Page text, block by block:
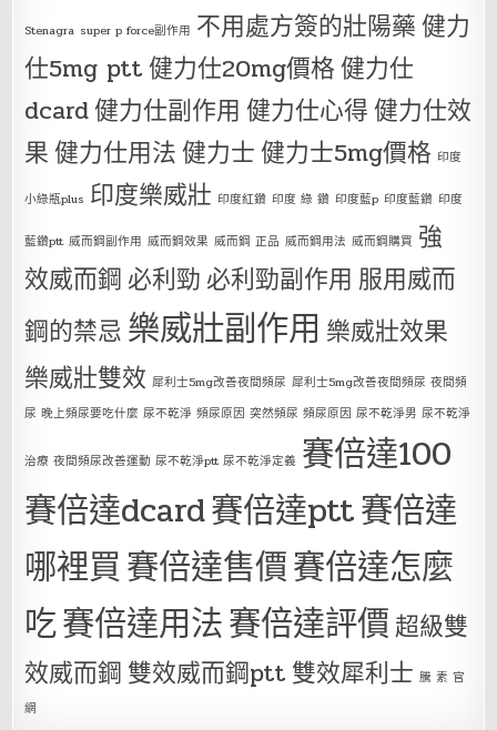
Stenagra super p force副作用 不用處方簽的壯陽藥健力
仕5mg ptt健力仕20mg價格健力仕
dcard健力仕副作用 健力仕心得健力仕效
果健力仕用法健力士健力士5mg價格 印度
小綠瓶plus 印度樂威壯 印度紅鑽 印度 綠 鑽 印度藍p 印度藍鑽 印度
藍鑽ptt 威而鋼副作用 威而鋼效果 威而鋼 正品 威而鋼用法 威而鋼購買 強
效威而鋼 必利勁 必利勁副作用 服用威而
鋼的禁忌 樂威壯副作用 樂威壯效果
樂威壯雙效 犀利士5mg改善夜間頻尿 犀利士5mg改善夜間頻尿 夜間頻
尿 晚上頻尿要吃什麼 尿不乾淨 頻尿原因 突然頻尿 頻尿原因 尿不乾淨男 尿不乾淨
治療 夜間頻尿改善運動 尿不乾淨ptt 尿不乾淨定義 賽倍達100
賽倍達dcard賽倍達ptt賽倍達
哪裡買賽倍達售價賽倍達怎麼
吃賽倍達用法賽倍達評價超級雙
效威而鋼 雙效威而鋼ptt 雙效犀利士 騰 素 官
網